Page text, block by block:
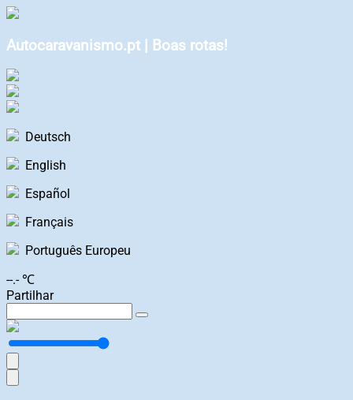
Autocaravanismo.pt | Boas rotas!
Deutsch
English
Español
Français
Português Europeu
--.- ℃
Partilhar